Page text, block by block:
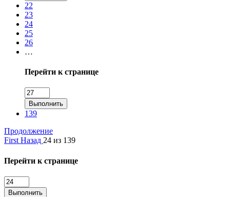
22
23
24
25
26
…
Перейти к странице
Выполнить
139
Продолжение
First Назад 24 из 139
Перейти к странице
Выполнить